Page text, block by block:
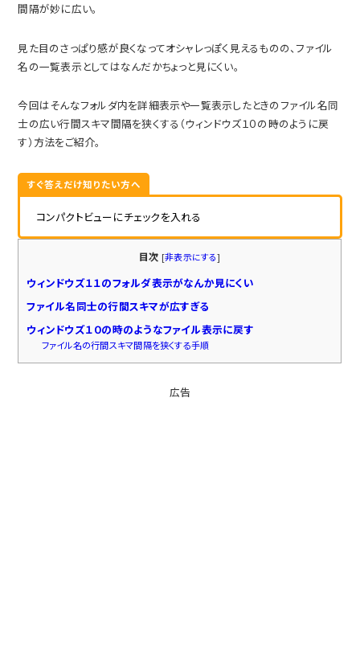
間隔が妙に広い。
見た目のさっぱり感が良くなってオシャレっぽく見えるものの、ファイル
名の一覧表示としてはなんだかちょっと見にくい。
今回はそんなフォルダ内を詳細表示や一覧表示したときのファイル名同
士の広い行間スキマ間隔を狭くする（ウィンドウズ１０の時のように戻
す）方法をご紹介。
すぐ答えだけ知りたい方へ
コンパクトビューにチェックを入れる
目次 [非表示にする]
ウィンドウズ１１のフォルダ表示がなんか見にくい
ファイル名同士の行間スキマが広すぎる
ウィンドウズ１０の時のようなファイル表示に戻す
ファイル名の行間スキマ間隔を狭くする手順
広告